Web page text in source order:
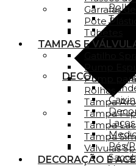
Rolhas
DECORAÇÃO
Pés/
Garrafas de
Pote
Tubetes
TAMPAS E
Pump
Pump
Rolhas
Tampa
Tampa
Tampa
Tampa
Válvulas
DECORAÇÃO E